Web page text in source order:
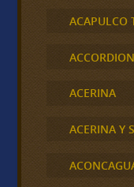
ACAPULCO
ACERINA
ACERINA Y